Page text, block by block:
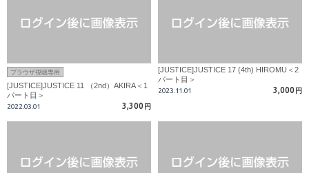
ブラウザ視聴専用
[JUSTICE]JUSTICE 11 （2nd）AKIRA＜1
パート目＞
2022.03.01 3,300 円
[JUSTICE]JUSTICE 17 (4th) HIROMU＜2
パート目＞
2023.11.01 3,000 円